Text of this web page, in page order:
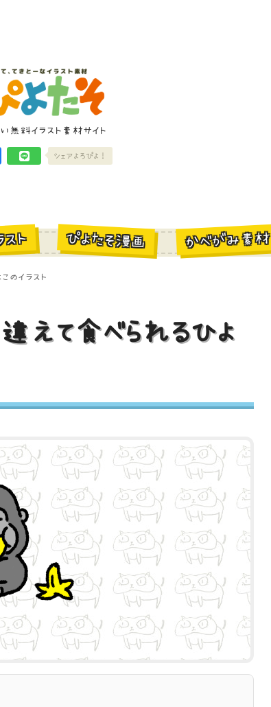
無料イラスト素材サイト
シェアよろぴよ！
ト ぴよたそ漫画 かべがみ素材
のイラスト
えて食べられるひよ